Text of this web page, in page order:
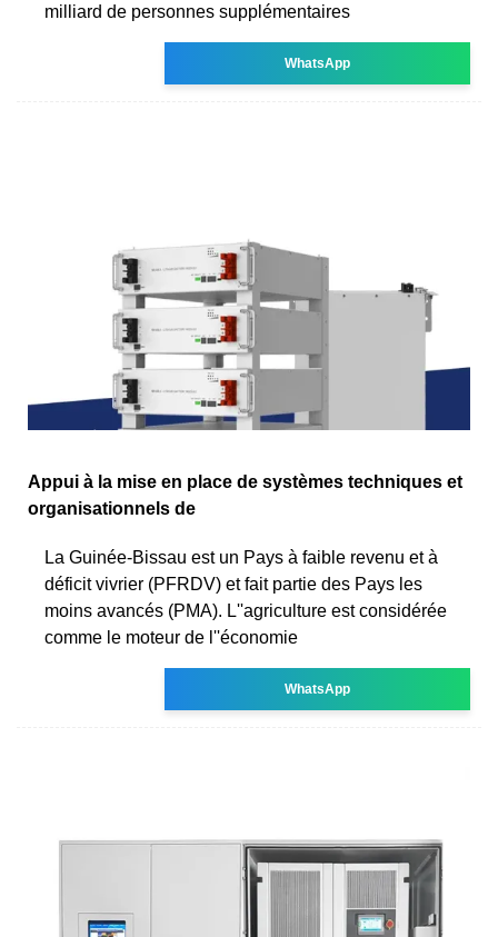
milliard de personnes supplémentaires
WhatsApp
Appui à la mise en place de systèmes techniques et
organisationnels de
La Guinée-Bissau est un Pays à faible revenu et à
déficit vivrier (PFRDV) et fait partie des Pays les
moins avancés (PMA). L''agriculture est considérée
comme le moteur de l''économie
WhatsApp